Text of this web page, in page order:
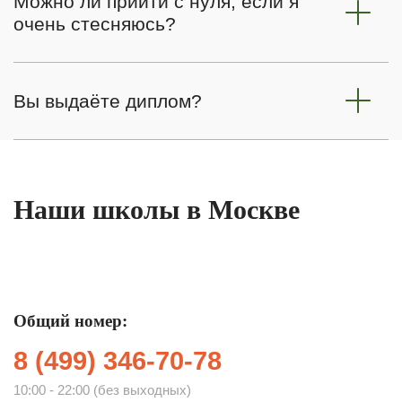
очень стесняюсь?
Вы выдаёте диплом?
Наши школы в Москве
Общий номер:
8 (499) 346-70-78
10:00 - 22:00 (без выходных)